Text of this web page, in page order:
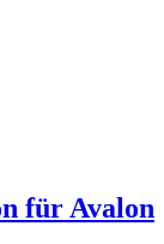
für Avalon